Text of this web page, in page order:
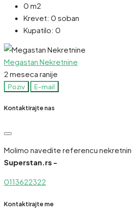
0 m2
Krevet: 0 soban
Kupatilo: 0
Megastan Nekretnine
2 meseca ranije
Poziv E-mail
Kontaktirajte nas
Molimo navedite referencu
Superstan.rs -
0113622322
Kontaktirajte me